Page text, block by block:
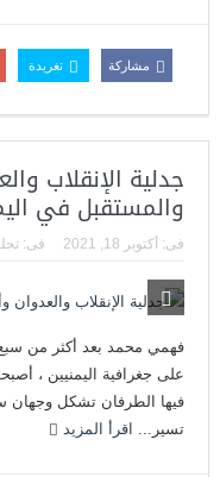
مشاركة تغريدة
جدلية الإنقلاب
والمستقبل في
فى: أكتوبر 18, 2021 فى:
فهمي محمد بعد أكثر من
على جغرافية اليمنيين ،
فيها الطرفان تشكل وجهان
تسير... اقرأ المزيد